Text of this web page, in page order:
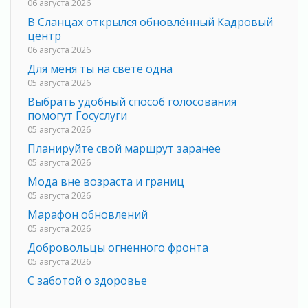
В Сланцах открылся обновлённый Кадровый
центр
06 августа 2026
Для меня ты на свете одна
05 августа 2026
Выбрать удобный способ голосования
помогут Госуслуги
05 августа 2026
Планируйте свой маршрут заранее
05 августа 2026
Мода вне возраста и границ
05 августа 2026
Марафон обновлений
05 августа 2026
Добровольцы огненного фронта
05 августа 2026
С заботой о здоровье